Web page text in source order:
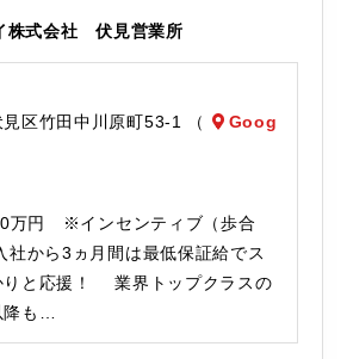
株式会社 伏見営業所
区竹田中川原町53-1 （
Goog
万円 ※インセンティブ（歩合
から3ヵ月間は最低保証給でス
りと応援！ 業界トップクラスの
も…